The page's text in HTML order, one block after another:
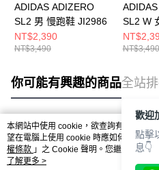
ADIDAS ADIZERO
SL2 男 慢跑鞋 JI2986
NT$2,390
NT$3,490
SL2 W
JI2992
NT$3,490
你可能有興趣的商品全站
熱門標籤
本網站中使用 cookie，欲查詢有關本網站
望在電腦上使用 cookie 時應如何變更電
權條款 」之 Cookie 聲明。您繼續使用本
用條款之 Cookie 聲明使用 cookie。
了解更多 >
歡迎
點擊
息👇